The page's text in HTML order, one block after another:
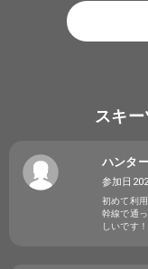
スキ
ハンタ
参加日
初めて利
幹線で通
しいです！